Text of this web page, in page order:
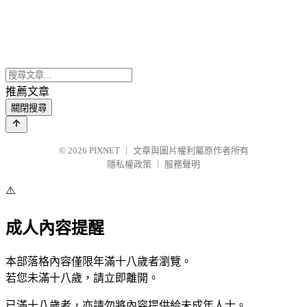
推薦文章
關閉搜尋
© 2026 PIXNET
文章與圖片權利屬原作者所有
隱私權政策
服務聲明
⚠️
成人內容提醒
本部落格內容僅限年滿十八歲者瀏覽。
若您未滿十八歲，請立即離開。